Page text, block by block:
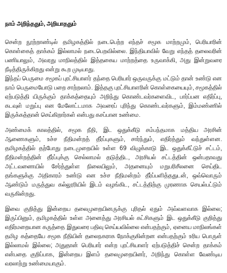
நாம் அறிந்ததும், அறியாததும்
சென்ற நூற்றாண்டில் தமிழகத்தில் நடைபெற்ற எந்தச் சமூக மாற்றமும், பெரியாரின்
கொள்கைத் தாக்கம் இல்லாமல் நடைபெறவில்லை. இந்தியாவில் வேறு எந்தத் தலைவரின்
பணியாலும், அவரது மாநிலத்தில் இத்தகைய மாற்றத்தை உருவாக்கி, அது இன்றுவரை
நீடித்திருக்கிறது என்று கூற முடியாது.
இந்தப் பெருமை சமூகப் புரட்சியாளர் தந்தை பெரியார் ஒருவருக்கு மட்டும் தான் உண்டு என
நாம் பெருமையோடு பறை சாற்றலாம். இத்தகு புரட்சியாளரின் கொள்கையையும், சமூகத்தில்
ஏற்படுத்தி யிருக்கும் தாக்கத்தையும் அறிந்து கொண்டவர்களைவிட, பார்ப்பன எதிர்ப்பு,
கடவுள் மறுப்பு என மேலோட்டமாக அவரைப் புரிந்து கொண்டவர்களும், இம்மண்ணில்
இருக்கத்தான் செய்கிறார்கள் என்பது கசப்பான உண்மை.
அண்மைக் காலத்தில், சமூக நீதி, இட ஒதுக்கீடு சம்பந்தமாக மத்திய அரசின்
ஆணைகளும், உச்ச நீதிமன்றத் தீர்ப்புகளும், சார்ந்தும், எதிர்த்தும் வந்துள்ளன.
தமிழகத்தில் தற்போது நடைமுறையில் உள்ள 69 விழுக்காடு இட ஒதுக்கீட்டுச் சட்டம்,
நீதிமன்றத்தின் தீர்ப்புக்கு செல்லாமல் தடுத்திட, அரசியல் சட்டத்தின் ஒன்பதாவது
அட்டவணையில் சேர்த்துள்ள நிலையிலும், அதனையும் மறுபரிசீலனை செய்திட
தங்களுக்கு அதிகாரம் உண்டு என உச்ச நீதிமன்றம் தீர்ப்பளித்ததுடன், ஒவ்வொரும்
ஆண்டும் மருத்துவ கல்லூரியில் இடம் வழங்கிட, சட்டத்திற்கு முரணாக செயல்பட்டும்
வருகின்றது.
இவை குறித்து இன்றைய தலைமுறையினருக்கு புரிதல் ஏதும் அவ்வளவாக இல்லை;
இருப்பினும், தமிழகத்தில் உள்ள அனைத்து அரசியல் கட்சிகளும் இட ஒதுக்கீடு குறித்து
எதிர்மறையான கருத்தை இதுவரை பதிவு செய்யவில்லை என்பதற்கும், ஏனைய மாநிலங்கள்
தமிழ கத்தையே சமூக நீதியின் தலைநகராக நோக்குகின்றன என்பதற்கும் உரிய பொருள்
இல்லாமல் இல்லை; அதுதான் பெரியார் என்ற புரட்சியாளர் ஏற்படுத்திச் சென்ற தாக்கம்
என்பதை குறிப்பாக, இன்றைய இளம் தலைமுறையினர், அறிந்து கொள்ள வேண்டிய
வரலாற்று உண்மையாகும்.